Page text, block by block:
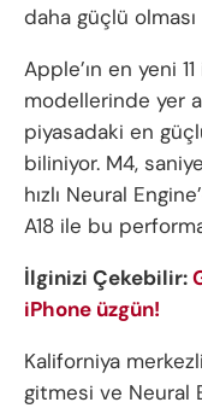
daha güçlü
Apple’ın en yeni
modellerinde yer
piyasadaki en
biliniyor. M4,
hızlı Neural
A18 ile bu
İlginizi Çekebilir:
iPhone üzgün!
Kaliforniya
gitmesi ve Neural